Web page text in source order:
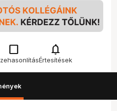
check_box_outline_blank notifications
Értesítések